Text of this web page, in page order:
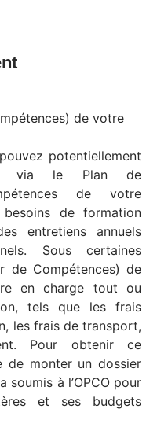
de votre
potentiellement
via le Plan de
de votre
de formation
entretiens annuels
Sous certaines
de Compétences) de
en charge tout ou
tels que les frais
les frais de transport,
Pour obtenir ce
de monter un dossier
soumis à l’OPCO pour
et ses budgets